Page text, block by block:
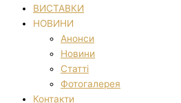
ВИСТАВКИ
НОВИНИ
Анонси
Новини
Статті
Фотогалерея
Контакти